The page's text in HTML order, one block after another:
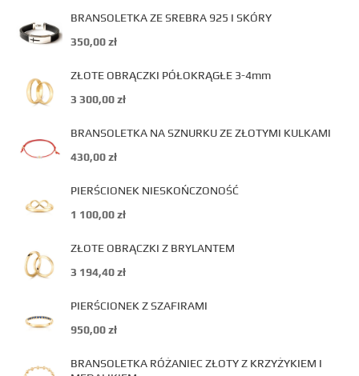
BRANSOLETKA ZE SREBRA 925 I SKÓRY
350,00zł
ZŁOTE OBRĄCZKI PÓŁOKRĄGŁE 3-4mm
3 300,00zł
BRANSOLETKA NA SZNURKU ZE ZŁOTYMI KULKAMI
430,00zł
PIERŚCIONEK NIESKOŃCZONOŚĆ
1 100,00zł
ZŁOTE OBRĄCZKI Z BRYLANTEM
3 194,40zł
PIERŚCIONEK Z SZAFIRAMI
950,00zł
BRANSOLETKA RÓŻANIEC ZŁOTY Z KRZYŻYKIEM I